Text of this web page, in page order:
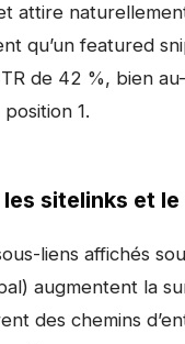
attire
qu’un featured
de 42 %, bien
1.
sitelinks et le
liens affichés
augmentent la
des chemins